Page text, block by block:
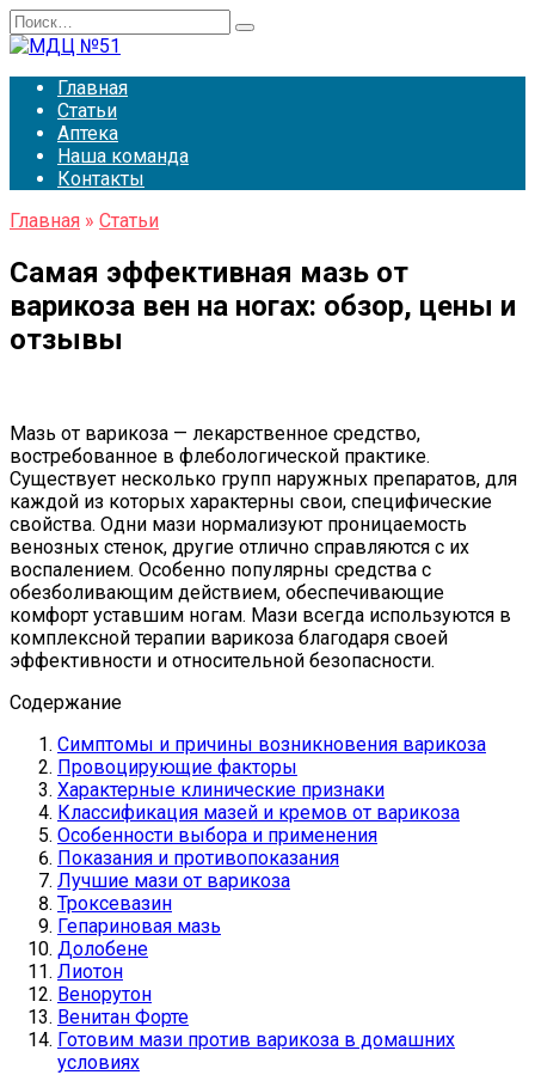
Перейти
к
Search
for:
Главная
Статьи
Аптека
Наша команда
Контакты
Главная » Статьи
Самая эффективная мазь от
варикоза вен на ногах: обзор, цены и
отзывы
Мазь от варикоза — лекарственное средство,
востребованное в флебологической практике.
Существует несколько групп наружных препаратов, для
каждой из которых характерны свои, специфические
свойства. Одни мази нормализуют проницаемость
венозных стенок, другие отлично справляются с их
воспалением. Особенно популярны средства с
обезболивающим действием, обеспечивающие
комфорт уставшим ногам. Мази всегда используются в
комплексной терапии варикоза благодаря своей
эффективности и относительной безопасности.
Содержание
Симптомы и причины возникновения варикоза
Провоцирующие факторы
Характерные клинические признаки
Классификация мазей и кремов от варикоза
Особенности выбора и применения
Показания и противопоказания
Лучшие мази от варикоза
Троксевазин
Гепариновая мазь
Долобене
Лиотон
Венорутон
Венитан Форте
Готовим мази против варикоза в домашних
условиях